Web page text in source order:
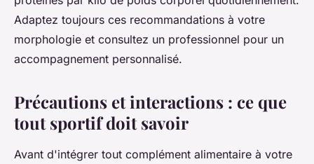
Adaptez toujours ces recommandations à votre
morphologie et consultez un professionnel pour un
accompagnement personnalisé.
Précautions et interactions : ce que
tout sportif doit savoir
Avant d'intégrer tout complément alimentaire à votre